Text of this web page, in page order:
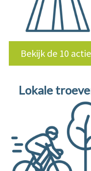
Bekijk de 10
Lokale